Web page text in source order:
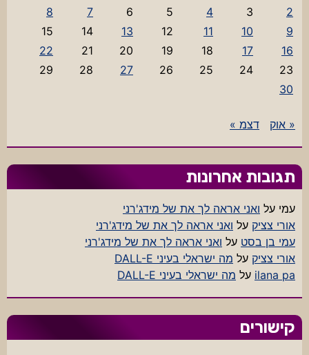
2
3
4
5
6
7
8
9
10
11
12
13
14
15
16
17
18
19
20
21
22
23
24
25
26
27
28
29
30
« אוק דצמ »
תגובות אחרונות
עמי על ואני אראה לך את של מידג'רני
אורי צציק על ואני אראה לך את של מידג'רני
עמי בן בסט על ואני אראה לך את של מידג'רני
אורי צציק על מה ישראלי בעיני DALL-E
ilana pa על מה ישראלי בעיני DALL-E
קישורים